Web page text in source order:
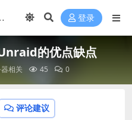
登录
的优点缺点
相关 45 0
评论建议